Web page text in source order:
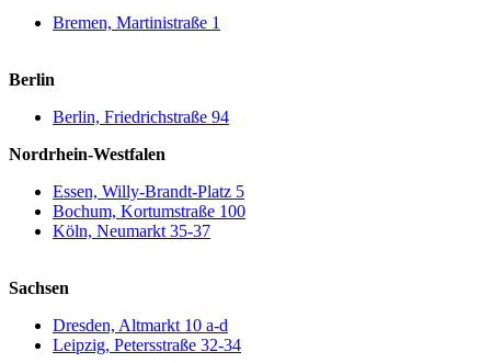
Bremen, Martinistraße 1
Berlin
Berlin, Friedrichstraße 94
Nordrhein-Westfalen
Essen, Willy-Brandt-Platz 5
Bochum, Kortumstraße 100
Köln, Neumarkt 35-37
Sachsen
Dresden, Altmarkt 10 a-d
Leipzig, Petersstraße 32-34